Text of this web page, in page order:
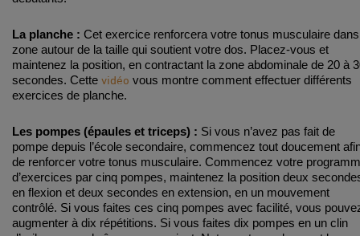
La planche : Cet exercice renforcera votre tonus musculaire
zone autour de la taille qui soutient votre dos. Placez-vous et
maintenez la position, en contractant la zone abdominale de 20 à
secondes. Cette vidéo vous montre comment effectuer différents
exercices de planche.
Les pompes (épaules et triceps) : Si vous n’avez pas fait de
pompe depuis l’école secondaire, commencez tout doucement
de renforcer votre tonus musculaire. Commencez votre
d’exercices par cinq pompes, maintenez la position deux
en flexion et deux secondes en extension, en un mouvement
contrôlé. Si vous faites ces cinq pompes avec facilité, vous
augmenter à dix répétitions. Si vous faites dix pompes en un clin